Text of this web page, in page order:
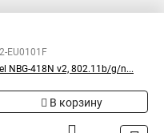
EU0101F
NBG-418N v2, 802.11b/g/n...
В корзину